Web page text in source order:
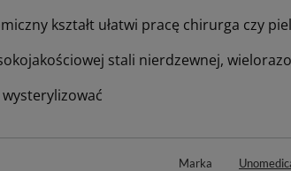
kształt ułatwi pracę chirurga czy
stali nierdzewnej,
Marka